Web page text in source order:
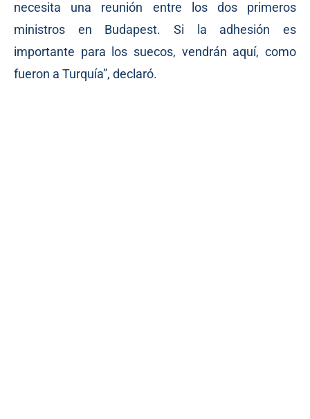
necesita una reunión entre los dos primeros
ministros en Budapest. Si la adhesión es
importante para los suecos, vendrán aquí, como
fueron a Turquía”, declaró.